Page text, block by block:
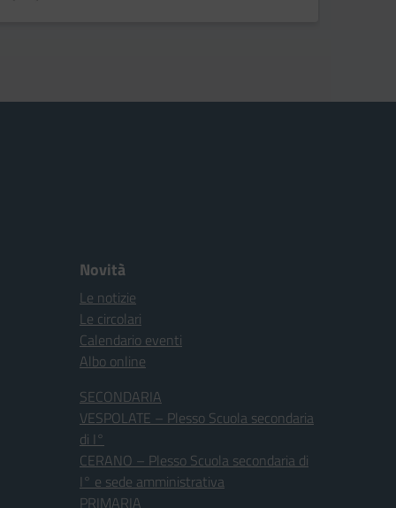
Novità
Le notizie
Le circolari
Calendario eventi
Albo online
SECONDARIA
VESPOLATE – Plesso Scuola secondaria
di I°
CERANO – Plesso Scuola secondaria di
I° e sede amministrativa
PRIMARIA